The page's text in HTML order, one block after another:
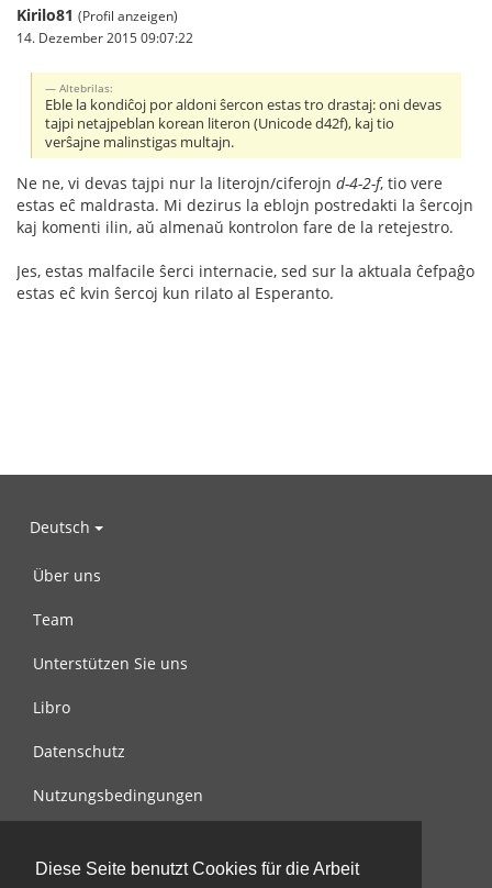
Diese Seite benutzt Cookies für die Arbeit
Kirilo81 (Profil anzeigen)
14. Dezember 2015 09:07:22
Altebrilas:
Eble la kondiĉoj por aldoni ŝercon estas tro drastaj: oni devas
tajpi netajpeblan korean literon (Unicode d42f), kaj tio
verŝajne malinstigas multajn.
Ne ne, vi devas tajpi nur la literojn/ciferojn d-4-2-f, tio vere
estas eĉ maldrasta. Mi dezirus la eblojn postredakti la ŝercojn
kaj komenti ilin, aŭ almenaŭ kontrolon fare de la retejestro.
Jes, estas malfacile ŝerci internacie, sed sur la aktuala ĉefpaĝo
estas eĉ kvin ŝercoj kun rilato al Esperanto.
Deutsch
Über uns
Team
Unterstützen Sie uns
Libro
Datenschutz
Nutzungsbedingungen